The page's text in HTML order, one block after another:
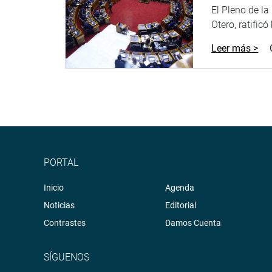
El Pleno de
Otero, ratificó
Leer más >
PORTAL
Inicio
Noticias
Contrastes
Agenda
Editorial
Damos Cuenta
SÍGUENOS